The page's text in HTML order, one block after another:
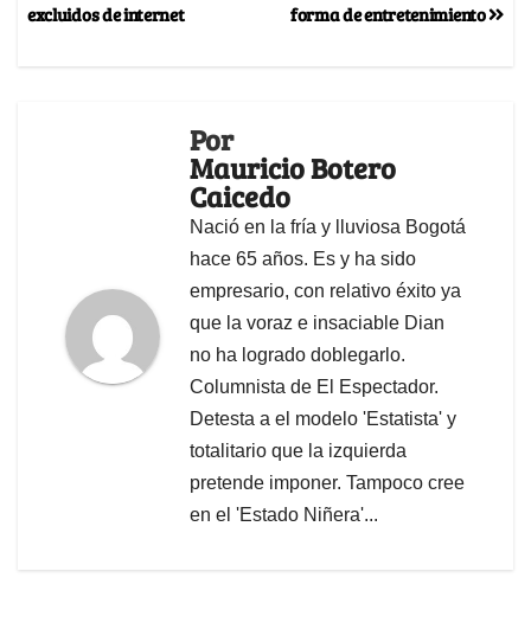
forma de entretenimiento
excluidos de internet
Por
Mauricio Botero
Caicedo
Nació en la fría y lluviosa Bogotá
hace 65 años. Es y ha sido
empresario, con relativo éxito ya
que la voraz e insaciable Dian
no ha logrado doblegarlo.
Columnista de El Espectador.
Detesta a el modelo 'Estatista' y
totalitario que la izquierda
pretende imponer. Tampoco cree
en el 'Estado Niñera'...